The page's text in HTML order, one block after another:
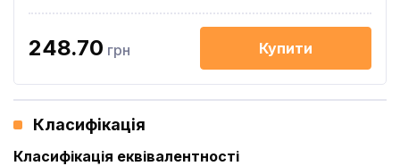
248.70 грн Купити
Класифікація
Класифікація еквівалентності